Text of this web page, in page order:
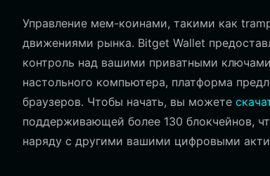
Управление мем-коинами, такими как
движениями рынка. Bitget Wallet
контроль над вашими приватными
настольного компьютера, платформа
браузеров. Чтобы начать, вы можете
поддерживающей более 130 блокчейнов,
наряду с другими вашими цифровыми